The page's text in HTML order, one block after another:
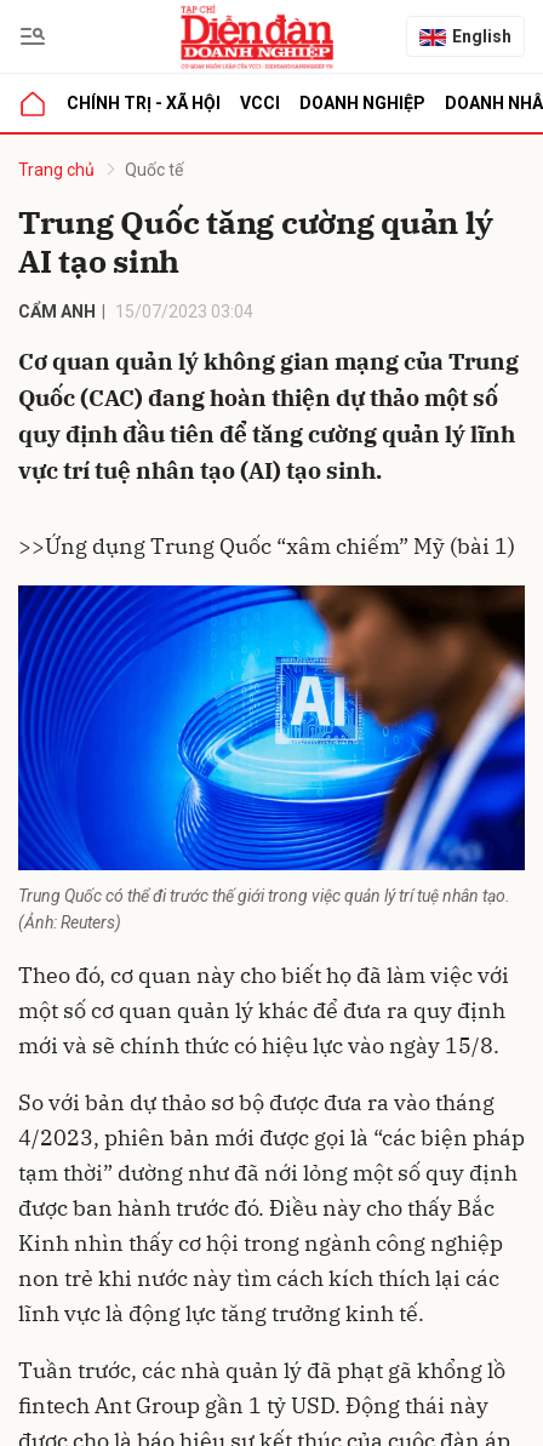
English
CHÍNH TRỊ - XÃ HỘI VCCI DOANH NGHIỆP DOANH
Trang chủ Quốc tế
Trung Quốc tăng cường quản lý
AI tạo sinh
CẨM ANH 15/07/2023 03:04
Cơ quan quản lý không gian mạng của Trung
Quốc (CAC) đang hoàn thiện dự thảo một số
quy định đầu tiên để tăng cường quản lý lĩnh
vực trí tuệ nhân tạo (AI) tạo sinh.
>>Ứng dụng Trung Quốc “xâm chiếm” Mỹ (bài 1)
Trung Quốc có thể đi trước thế giới trong việc quản lý trí tuệ nhân tạo.
(Ảnh: Reuters)
Theo đó, cơ quan này cho biết họ đã làm việc với
một số cơ quan quản lý khác để đưa ra quy định
mới và sẽ chính thức có hiệu lực vào ngày 15/8.
So với bản dự thảo sơ bộ được đưa ra vào tháng
4/2023, phiên bản mới được gọi là “các biện pháp
tạm thời” dường như đã nới lỏng một số quy định
được ban hành trước đó. Điều này cho thấy Bắc
Kinh nhìn thấy cơ hội trong ngành công nghiệp
non trẻ khi nước này tìm cách kích thích lại các
lĩnh vực là động lực tăng trưởng kinh tế.
Tuần trước, các nhà quản lý đã phạt gã khổng lồ
fintech Ant Group gần 1 tỷ USD. Động thái này
luận
Hủy